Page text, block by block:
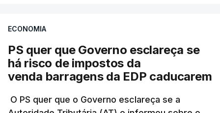
Não há prazos fixados para a conclusão desta
avaliação à Polícia Judiciária.
Do início da polémica com a revelação de obras a
título pessoal, numa propriedade no Alentejo, feitas
pelo mesmo empreiteiro contratado 17 vezes para
ECONOMIA
PS quer que Governo esclareça se
há risco de impostos da
venda barragens da EDP caducarem
O PS quer que o Governo esclareça se a